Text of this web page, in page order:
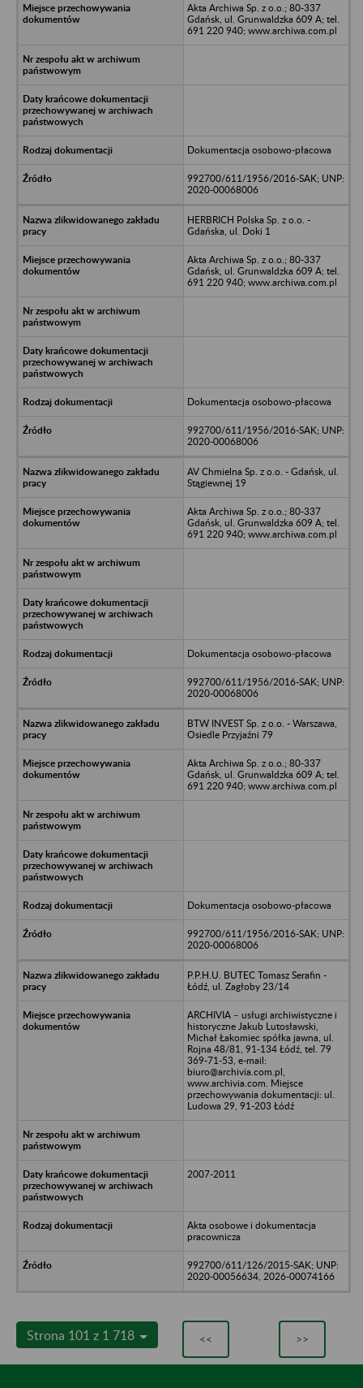
Akta Archiwa Sp. z o.o.; 80-337
Gdańsk, ul. Grunwaldzka 609 A; tel.
691 220 940; www.archiwa.com.pl
Dokumentacja osobowo-płacowa
992700/611/1956/2016-SAK; UNP:
2020-00068006
HERBRICH Polska Sp. z o.o. -
Gdańska, ul. Doki 1
Akta Archiwa Sp. z o.o.; 80-337
Gdańsk, ul. Grunwaldzka 609 A; tel.
691 220 940; www.archiwa.com.pl
Dokumentacja osobowo-płacowa
992700/611/1956/2016-SAK; UNP:
2020-00068006
AV Chmielna Sp. z o.o. - Gdańsk, ul.
Stągiewnej 19
Akta Archiwa Sp. z o.o.; 80-337
Gdańsk, ul. Grunwaldzka 609 A; tel.
691 220 940; www.archiwa.com.pl
Dokumentacja osobowo-płacowa
992700/611/1956/2016-SAK; UNP:
2020-00068006
BTW INVEST Sp. z o.o. - Warszawa,
Osiedle Przyjaźni 79
Akta Archiwa Sp. z o.o.; 80-337
Gdańsk, ul. Grunwaldzka 609 A; tel.
691 220 940; www.archiwa.com.pl
Dokumentacja osobowo-płacowa
992700/611/1956/2016-SAK; UNP:
2020-00068006
P.P.H.U. BUTEC Tomasz Serafin -
Łódź, ul. Zagłoby 23/14
ARCHIVIA – usługi archiwistyczne i
historyczne Jakub Lutosławski,
Michał Łakomiec spółka jawna, ul.
Rojna 48/81, 91-134 Łódź, tel. 79
369-71-53, e-mail:
biuro@archivia.com.pl,
www.archivia.com. Miejsce
przechowywania dokumentacji: ul.
Ludowa 29, 91-203 Łódź
2007-2011
Akta osobowe i dokumentacja
pracownicza
992700/611/126/2015-SAK; UNP:
2020-00056634, 2026-00074166
Strona 101 z 1 718 << >>